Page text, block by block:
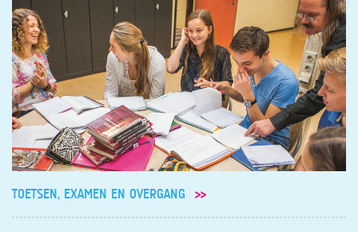
TOETSEN, EXAMEN EN OVERGANG